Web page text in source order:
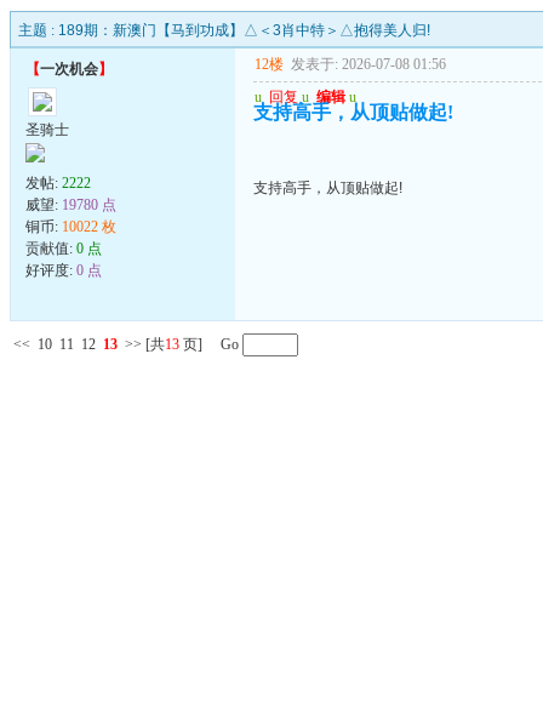
主题 : 189期：新澳门【马到功成】△＜3肖中特＞△抱得美人归!
【一次机会】
圣骑士
发帖: 2222
威望: 19780 点
铜币: 10022 枚
贡献值: 0 点
好评度: 0 点
12楼 发表于: 2026-07-08 01:56
u 回复 u 编辑 u
支持高手，从顶贴做起!
支持高手，从顶贴做起!
<< 10 11 12 13 >> [共13 页] Go